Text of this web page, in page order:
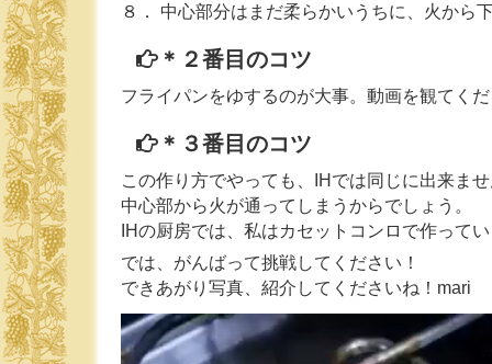
８． 中心部分はまだ柔らかいうちに、火から
＊２番目のコツ
フライパンをゆするのが大事。動画を観てく
＊３番目のコツ
この作り方でやっても、IHでは同じに出来ま
中心部から火が通ってしまうからでしょう。
IHの厨房では、私はカセットコンロで作って
では、がんばって挑戦してください！
できあがり写真、紹介してくださいね！mari
画